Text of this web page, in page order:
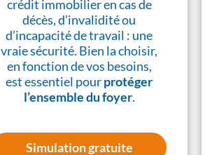
crédit immobilier en cas de
décès, d’invalidité ou
d’incapacité de travail : une
vraie sécurité. Bien la choisir,
en fonction de vos besoins,
est essentiel pourprotéger
l’ensemble du foyer.
Simulation gratuite